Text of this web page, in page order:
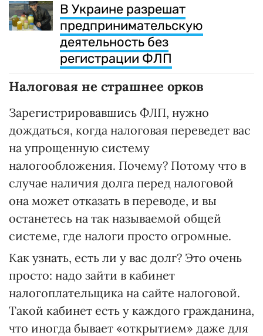
В Украине разрешат
предпринимательскую
деятельность без
регистрации ФЛП
Налоговая не страшнее орков
Зарегистрировавшись ФЛП, нужно
дождаться, когда налоговая переведет вас
на упрощенную систему
налогообложения. Почему? Потому что в
случае наличия долга перед налоговой
она может отказать в переводе, и вы
останетесь на так называемой общей
системе, где налоги просто огромные.
Как узнать, есть ли у вас долг? Это очень
просто: надо зайти в кабинет
налогоплательщика на сайте налоговой.
Такой кабинет есть у каждого гражданина,
что иногда бывает «открытием» даже для